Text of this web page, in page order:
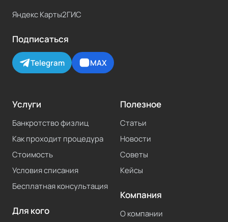
Яндекс Карты2ГИС
Подписаться
Telegram MAX
Услуги
Банкротство физлиц
Как проходит процедура
Стоимость
Условия списания
Бесплатная консультация
Для кого
Полезное
Статьи
Новости
Советы
Кейсы
Компания
О компании